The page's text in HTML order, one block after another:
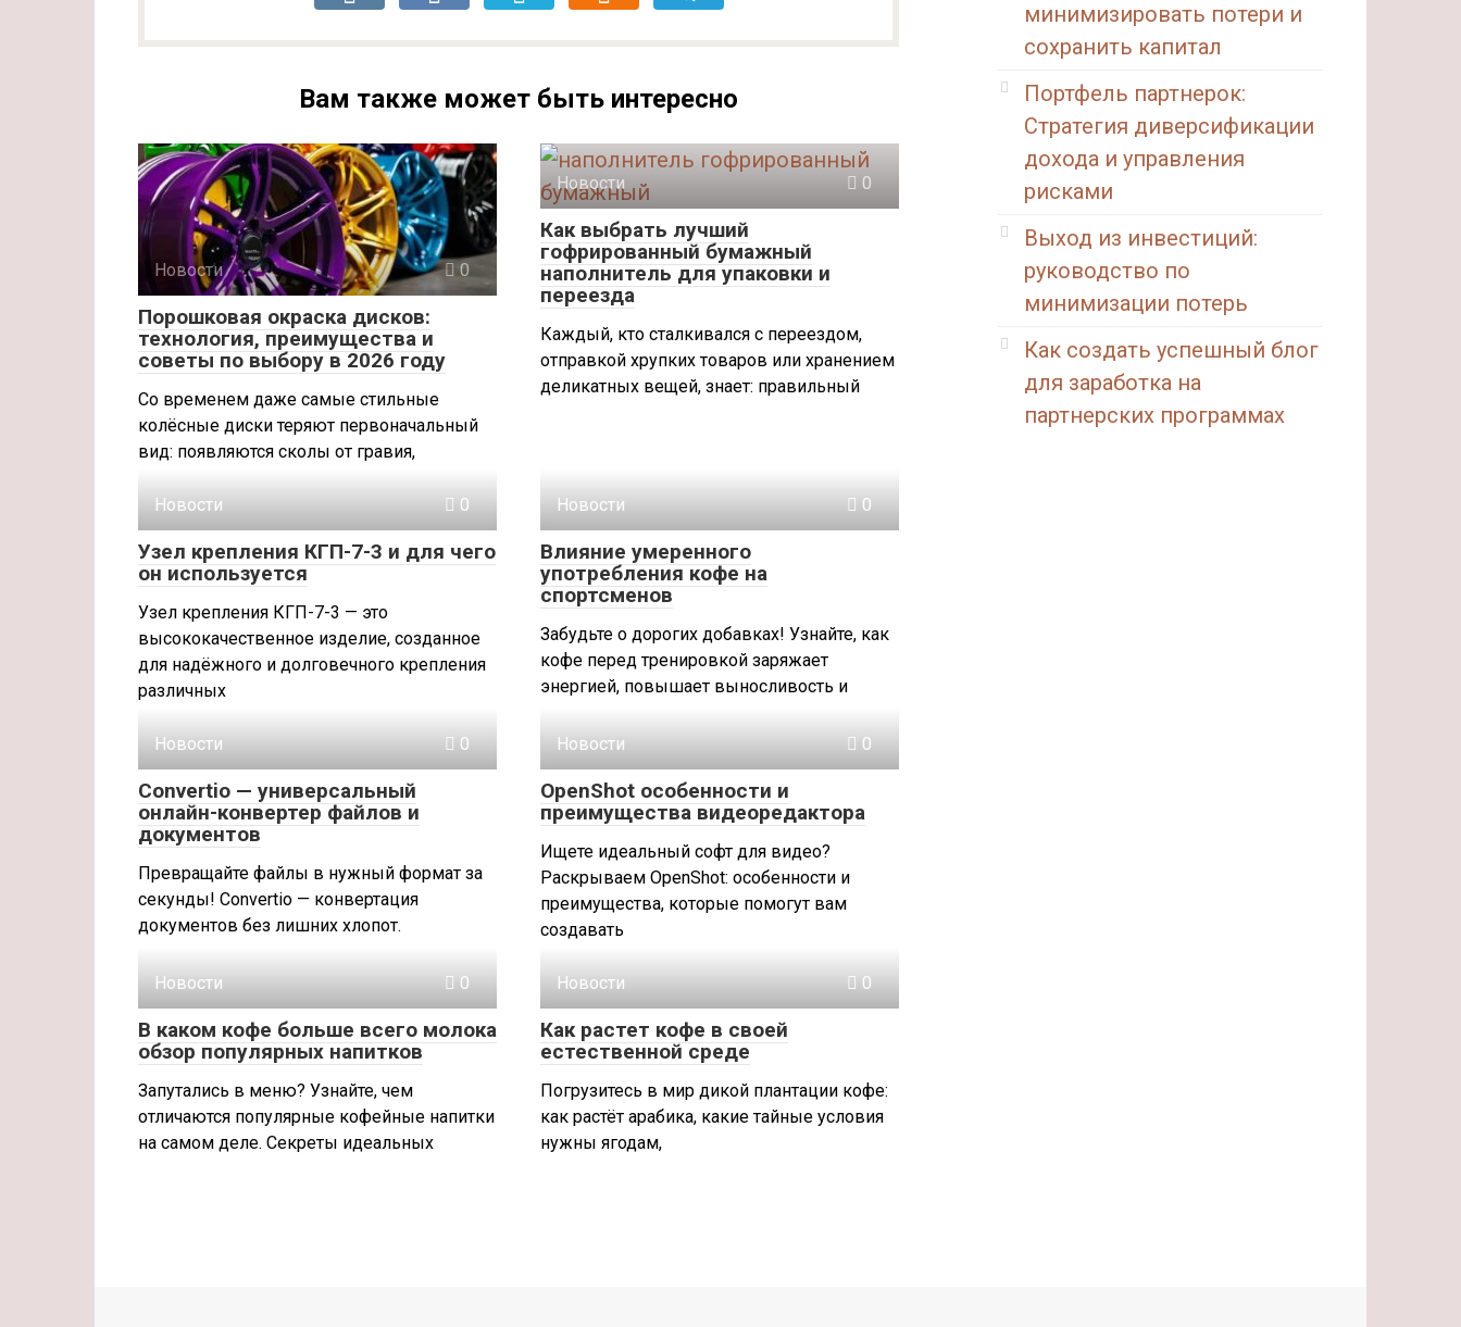
Вам также может быть интересно
Новости 0
Порошковая окраска дисков:
технология, преимущества и
советы по выбору в 2026 году
Со временем даже самые стильные
колёсные диски теряют первоначальный
вид: появляются сколы от гравия,
Новости 0
Как выбрать лучший
гофрированный бумажный
наполнитель для упаковки и
переезда
Каждый, кто сталкивался с переездом,
отправкой хрупких товаров или хранением
деликатных вещей, знает: правильный
Новости 0
Узел крепления КГП-7-3 и для чего
он используется
Узел крепления КГП-7-3 — это
высококачественное изделие, созданное
для надёжного и долговечного крепления
различных
Новости 0
Влияние умеренного
употребления кофе на
спортсменов
Забудьте о дорогих добавках! Узнайте, как
кофе перед тренировкой заряжает
энергией, повышает выносливость и
Новости 0
Convertio — универсальный
онлайн-конвертер файлов и
документов
Превращайте файлы в нужный формат за
секунды! Convertio — конвертация
документов без лишних хлопот.
Новости 0
OpenShot особенности и
преимущества видеоредактора
Ищете идеальный софт для видео?
Раскрываем OpenShot: особенности и
преимущества, которые помогут вам
создавать
Новости 0
В каком кофе больше всего молока
обзор популярных напитков
Запутались в меню? Узнайте, чем
отличаются популярные кофейные напитки
на самом деле. Секреты идеальных
Новости 0
Как растет кофе в своей
естественной среде
Погрузитесь в мир дикой плантации кофе:
как растёт арабика, какие тайные условия
нужны ягодам,
минимизировать потери и
сохранить капитал
Портфель партнерок:
Стратегия диверсификации
дохода и управления
рисками
Выход из инвестиций:
руководство по
минимизации потерь
Как создать успешный блог
для заработка на
партнерских программах